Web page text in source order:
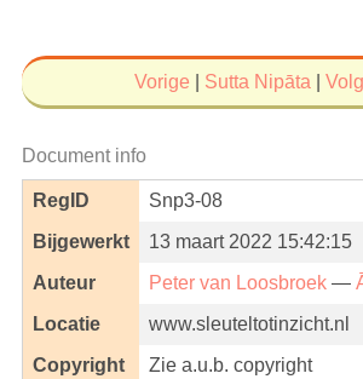
Vorige Sutta Nipāta
Document info
RegID
Snp3-08
Bijgewerkt
13 maart 2022 15:42:15
Auteur
Peter van Loosbroek—
Locatie
www.sleuteltotinzicht.nl
Copyright
Zie a.u.b. copyright